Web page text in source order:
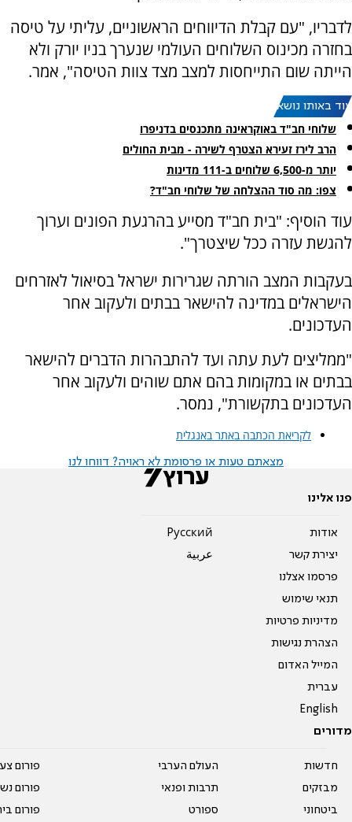
לדבריו, "עם קבלת הדיווחים הראשוניים, עליתי על טיסה
בחזרה מכינוס השלוחים העולמי שנערך בניו יורק ולא
הייתה שום התייחסות למצב מצד צוות הטיסה", אמר.
עוד באותו נושא:
שלוחי חב"ד באוקראינה מתכנסים בדניפרו
הרב לירז זעירא הצטרף לשירה - מבית החולים
יותר מ-6,500 שלוחים ב-111 מדינות
צפו: מה סוד ההצלחה של שלוחי חב"ד?
עוד הוסיף: "בית חב"ד מסייע בהרגעת הפונים וערוך
להגשת עזרה ככל שיצטרך".
בעקבות המצב הורתה שגרירות ישראל בסיאול לאזרחים
הישראלים במדינה להישאר בבתים ולעקוב אחר
העדכונים.
"ממליצים לעת עתה ועד להתבהרות הדברים להישאר
בבתים או במקומות בהם אתם שוהים ולעקוב אחר
העדכונים בתקשורת", נמסר.
לקריאת הכתבה באתר באנגלית
מצאתם טעות או פרסומת לא ראויה? דווחו לנו
פנו אלינו
אודות
יצירת קשר
פרסמו אצלנו
תנאי שימוש
מדיניות פרטיות
הצהרת נגישות
המייל האדום
עברית
English
Pусский
عربية
מדורים
חדשות
מבזקים
ביטחוני
העולם הערבי
תרבות ופנאי
ספורט
פורום
פורום
פורום